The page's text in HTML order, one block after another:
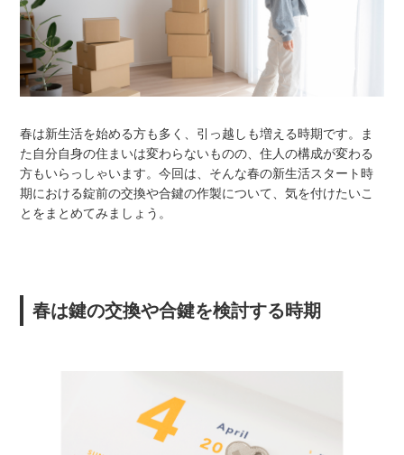
春は新生活を始める方も多く、引っ越しも増える時期です。ま
た自分自身の住まいは変わらないものの、住人の構成が変わる
方もいらっしゃいます。今回は、そんな春の新生活スタート時
期における錠前の交換や合鍵の作製について、気を付けたいこ
とをまとめてみましょう。
春は鍵の交換や合鍵を検討する時期